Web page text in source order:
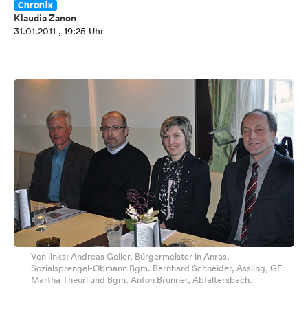
Chronik
Klaudia Zanon
31.01.2011 , 19:25 Uhr
Von links: Andreas Goller, Bürgermeister in Anras,
Sozialsprengel-Obmann Bgm. Bernhard Schneider, Assling, GF
Martha Theurl und Bgm. Anton Brunner, Abfaltersbach.